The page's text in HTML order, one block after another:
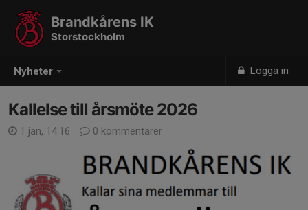
Nyheter Logga in
Brandkårens IK
Storstockholm
Kallelse till årsmöte 2026
1 jan, 14:16 0 kommentarer